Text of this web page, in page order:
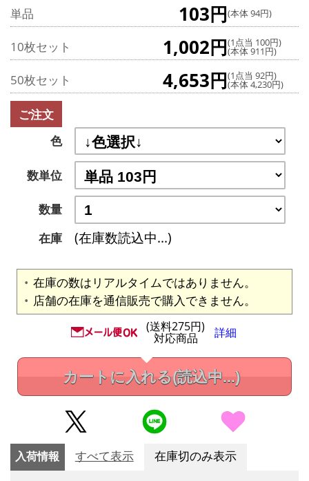
単品 103円(本体 94円)
10枚セット 1,002円(1点当 100円)
(本体 911円)
50枚セット 4,653円(1点当 92円)
(本体 4,230円)
ご注文
色
数単位
数量
在庫
(在庫数読込中...)
在庫の数はリアルタイムではありません。
店舗の在庫を通信販売で購入できません。
(送料275円)
対応商品 詳細
カートに入れる(読込中...)
入荷情報 すべて表示 在庫切のみ表示